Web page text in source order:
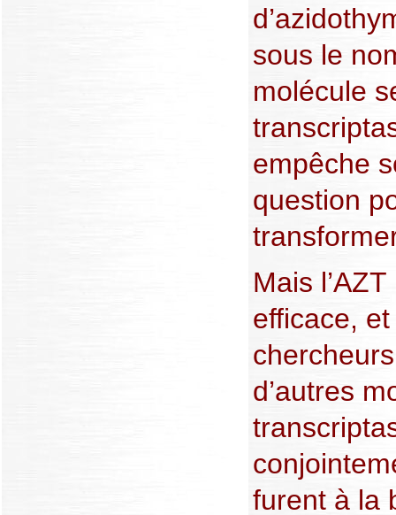
sous le
molécule
empêche
question
Mais
efficace,
d’autres
furent à la